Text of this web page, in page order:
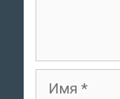
Имя